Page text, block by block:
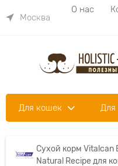
Москва
О нас
Для кошек Для
Сухой корм Vitalcan
Natural Recipe для